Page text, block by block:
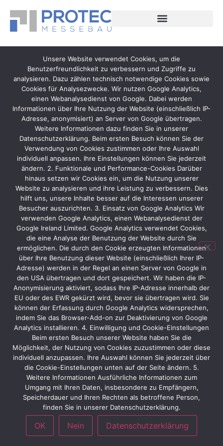
Unsere Website verwendet Cookies, um die
Benutzerfreundlichkeit zu verbessern und Zugriffe zu
analysieren. Dazu zählen technisch notwendige Cookies sowie
Cookies für Analysezwecke. Wir nutzen Google Analytics,
einen Webanalysedienst von Google. Dabei werden
Informationen über Ihre Nutzung der Website (einschließlich IP-
Adresse, anonymisiert) an Server von Google übertragen.
Weitere Informationen dazu finden Sie in unserer
Datenschutzerklärung. Beim ersten Besuch können Sie der
Verwendung von Cookies zustimmen oder Ihre Auswahl
individuell anpassen. Ihre Einstellungen können Sie jederzeit
ändern. 2. Funktionale und Performance-Cookies Darüber
hinaus setzen wir Cookies ein, um die Nutzung unserer
Website zu analysieren und ihre Leistung zu verbessern. Dies
hilft uns, unsere Inhalte besser auf die Interessen unserer
Besucher auszurichten. 3. Einsatz von Google Analytics Wir
verwenden Google Analytics, einen Webanalysedienst der
Google Ireland Limited. Google Analytics verwendet Cookies,
die eine Analyse der Benutzung der Website durch Sie
ermöglichen. Die durch den Cookie erzeugten Informationen
über Ihre Benutzung dieser Website (einschließlich Ihrer IP-
Adresse) werden in der Regel an einen Server von Google in
den USA übertragen und dort gespeichert. Wir haben die IP-
Anonymisierung aktiviert, sodass Ihre IP-Adresse innerhalb der
EU oder des EWR gekürzt wird, bevor sie übertragen wird. Sie
können der Erfassung durch Google Analytics widersprechen,
indem Sie das Browser-Add-on zur Deaktivierung von Google
Analytics installieren. 4. Einwilligung und Cookie-Einstellungen
Beim ersten Besuch unserer Website haben Sie die
Möglichkeit, der Nutzung von Cookies zuzustimmen oder diese
individuell anzupassen. Ihre Auswahl können Sie jederzeit über
die Cookie-Einstellungen unten auf der Seite ändern. 5.
Weitere Informationen Ausführliche Informationen zum
Umgang mit Ihren Daten, insbesondere zu Empfängern,
Speicherdauer und Ihren Rechten als betroffene Person,
finden Sie in unserer Datenschutzerklärung.
OK Nein Datenschutzerklärung